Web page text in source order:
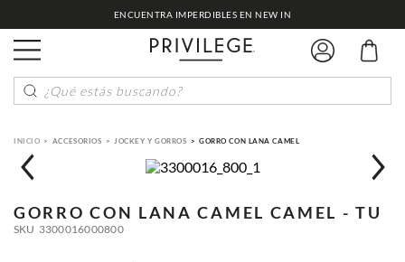
ENCUENTRA IMPERDIBLES EN NEW IN
¿Qué estás buscando?
ACCESORIOS JOCKEY Y GORROS GORRO CON LANA CAMEL
GORRO CON LANA CAMEL CAMEL - TU
SKU 3300016000800